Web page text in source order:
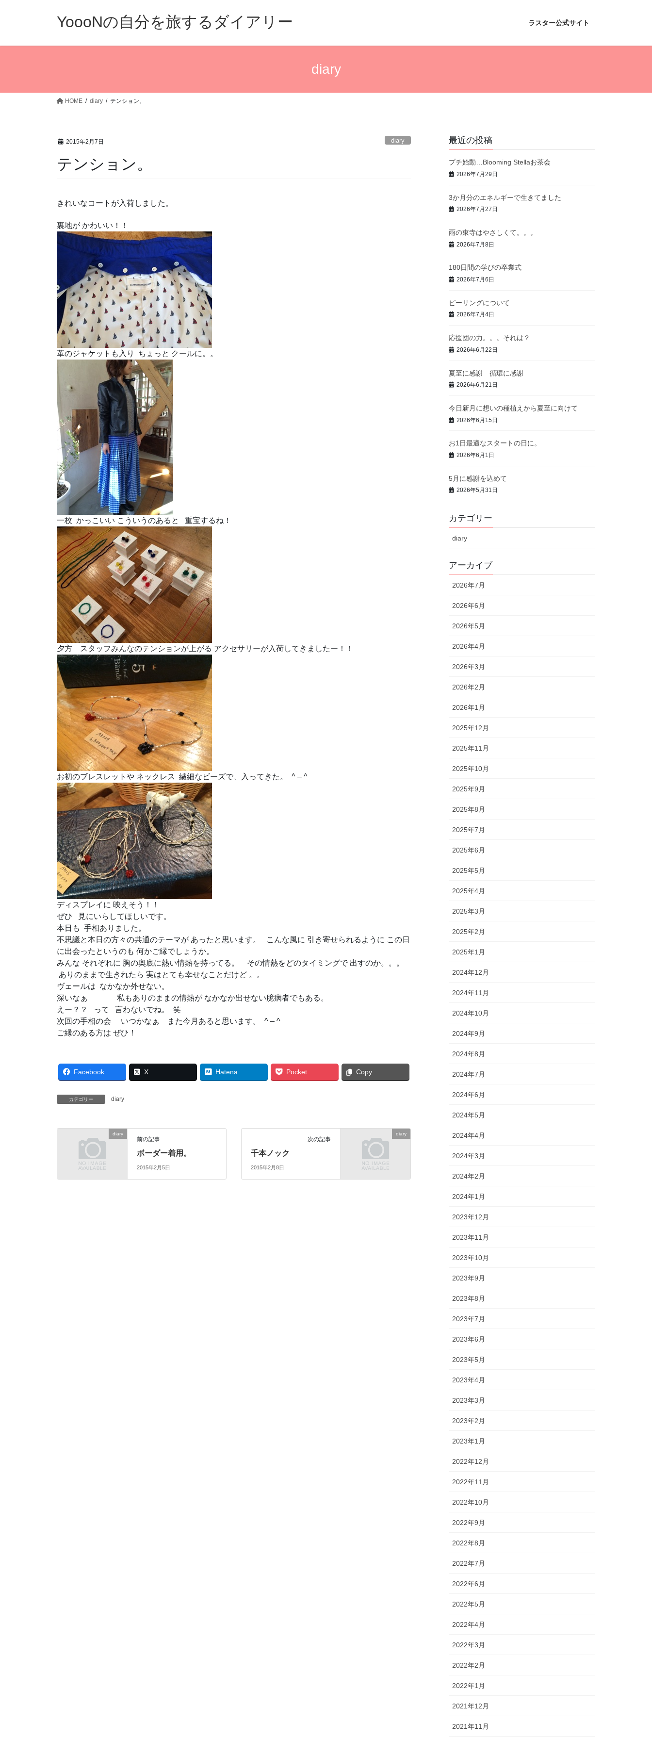
YoooNの自分を旅するダイアリー ラスター公式サイト
diary
HOME diary テンション。
2015年2月7日 diary
テンション。
きれいなコートが入荷しました。
裏地が かわいい！！
革のジャケットも入り ちょっと クールに。。
一枚 かっこいい こういうのあると 重宝するね！
夕方 スタッフみんなのテンションが上がる アクセサリーが入荷してきましたー！！
お初のブレスレットや ネックレス 繊細なビーズで、入ってきた。 ^ – ^
ディスプレイに 映えそう！！
ぜひ 見にいらしてほしいです。
本日も 手相ありました。
不思議と本日の方々の共通のテーマが あったと思います。 こんな風に 引き寄せられるように この日
に出会ったというのも 何かご縁でしょうか。
みんな それぞれに 胸の奥底に熱い情熱を持ってる。 その情熱をどのタイミングで 出すのか。。。
ありのままで生きれたら 実はとても幸せなことだけど 。。
ヴェールは なかなか外せない。
深いなぁ 私もありのままの情熱が なかなか出せない臆病者でもある。
えー？？ って 言わないでね。 笑
次回の手相の会 いつかなぁ また今月あると思います。 ^ – ^
ご縁のある方は ぜひ！
Facebook X Hatena Pocket Copy
カテゴリー diary
diary
前の記事
ボーダー着用。
2015年2月5日
diary
次の記事
千本ノック
2015年2月8日
最近の投稿
プチ始動…Blooming Stellaお茶会
2026年7月29日
3か月分のエネルギーで生きてました
2026年7月27日
雨の東寺はやさしくて。。。
2026年7月8日
180日間の学びの卒業式
2026年7月6日
ピーリングについて
2026年7月4日
応援団の力。。。それは？
2026年6月22日
夏至に感謝 循環に感謝
2026年6月21日
今日新月に想いの種植えから夏至に向けて
2026年6月15日
お1日最適なスタートの日に。
2026年6月1日
5月に感謝を込めて
2026年5月31日
カテゴリー
diary
アーカイブ
2026年7月
2026年6月
2026年5月
2026年4月
2026年3月
2026年2月
2026年1月
2025年12月
2025年11月
2025年10月
2025年9月
2025年8月
2025年7月
2025年6月
2025年5月
2025年4月
2025年3月
2025年2月
2025年1月
2024年12月
2024年11月
2024年10月
2024年9月
2024年8月
2024年7月
2024年6月
2024年5月
2024年4月
2024年3月
2024年2月
2024年1月
2023年12月
2023年11月
2023年10月
2023年9月
2023年8月
2023年7月
2023年6月
2023年5月
2023年4月
2023年3月
2023年2月
2023年1月
2022年12月
2022年11月
2022年10月
2022年9月
2022年8月
2022年7月
2022年6月
2022年5月
2022年4月
2022年3月
2022年2月
2022年1月
2021年12月
2021年11月